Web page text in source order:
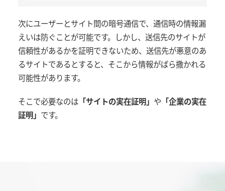
次にユーザーとサイト間の暗号通信で、通信時の情報漏
えいは防ぐことが可能です。しかし、送信先のサイトが
信頼性があるかを証明できないため、送信先が悪意のあ
るサイトであるとすると、そこから情報がばら撒かれる
可能性があります。
そこで必要なのは「サイトの実在証明」 や 「企業の実在
証明」 です。